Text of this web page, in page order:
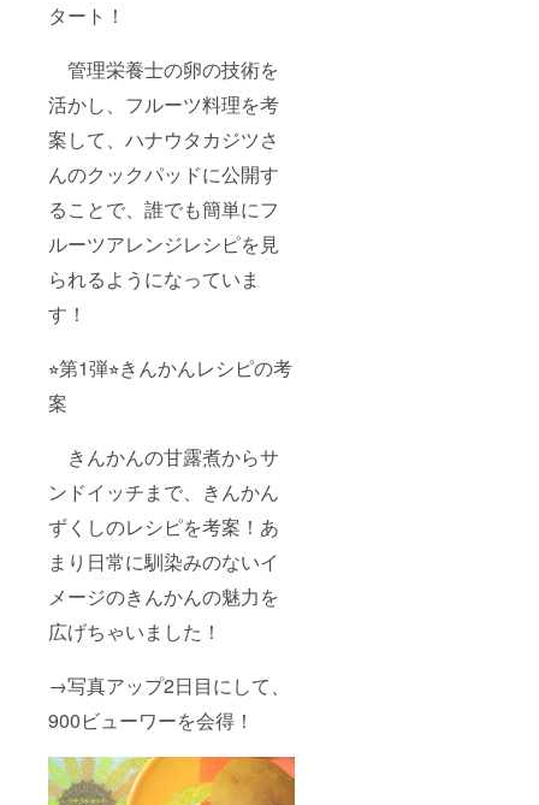
タート！
管理栄養士の卵の技術を
活かし、フルーツ料理を考
案して、ハナウタカジツさ
んのクックパッドに公開す
ることで、誰でも簡単にフ
ルーツアレンジレシピを見
られるようになっていま
す！
⭐︎第1弾⭐︎きんかんレシピの考
案
きんかんの甘露煮からサ
ンドイッチまで、きんかん
ずくしのレシピを考案！あ
まり日常に馴染みのないイ
メージのきんかんの魅力を
広げちゃいました！
→写真アップ2日目にして、
900ビューワーを会得！